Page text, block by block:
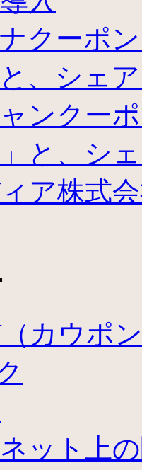
ナクーポ
、シェ
ャンクー
と、シ
ア株式
カウポ
ット上